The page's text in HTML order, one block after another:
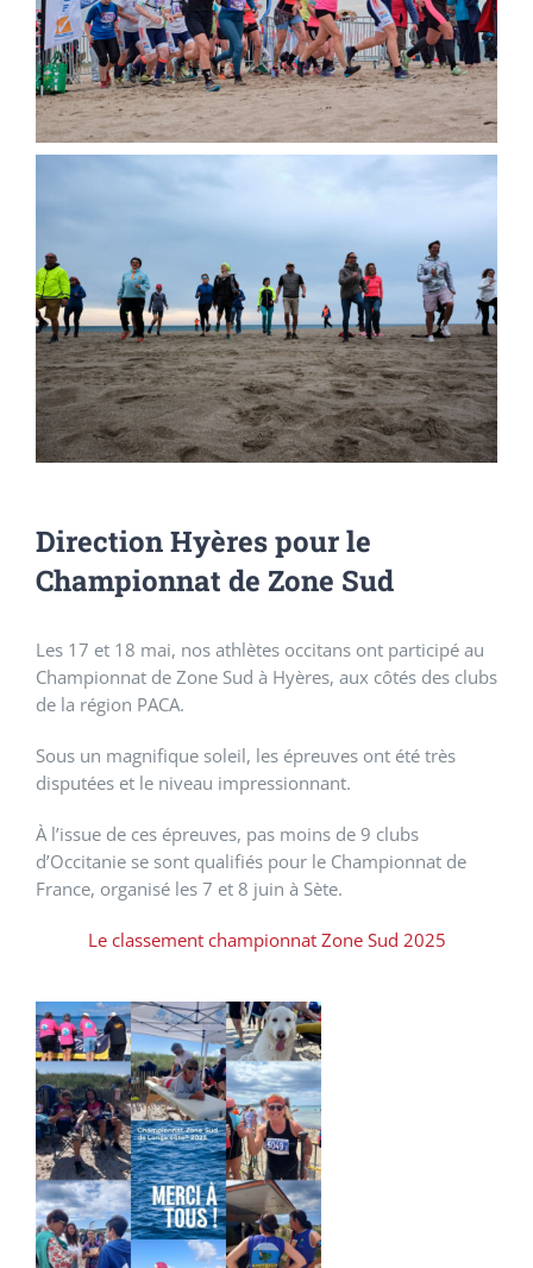
Direction Hyères pour le
Championnat de Zone Sud
Les 17 et 18 mai, nos athlètes occitans ont participé au
Championnat de Zone Sud à Hyères, aux côtés des clubs
de la région PACA.
Sous un magnifique soleil, les épreuves ont été très
disputées et le niveau impressionnant.
À l’issue de ces épreuves, pas moins de 9 clubs
d’Occitanie se sont qualifiés pour le Championnat de
France, organiséles 7 et 8 juin à Sète.
Le classement championnat Zone Sud 2025